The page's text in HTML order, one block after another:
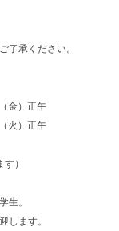
了承ください。
金）正午
火）正午
）
生。
ます。